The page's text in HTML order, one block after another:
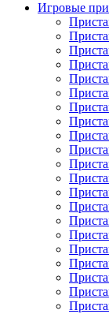
Игровые